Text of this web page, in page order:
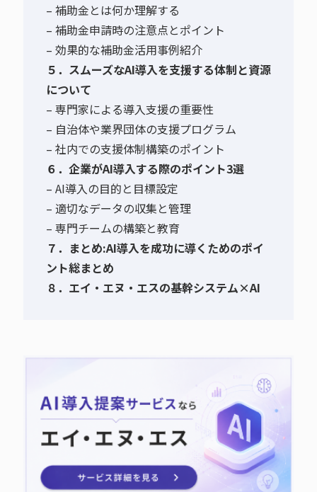
– 補助金とは何か理解する
– 補助金申請時の注意点とポイント
– 効果的な補助金活用事例紹介
５．スムーズなAI導入を支援する体制と資源
について
– 専門家による導入支援の重要性
– 自治体や業界団体の支援プログラム
– 社内での支援体制構築のポイント
６．企業がAI導入する際のポイント3選
– AI導入の目的と目標設定
– 適切なデータの収集と管理
– 専門チームの構築と教育
７．まとめ:AI導入を成功に導くためのポイ
ント総まとめ
８．エイ・エヌ・エスの基幹システム×AI